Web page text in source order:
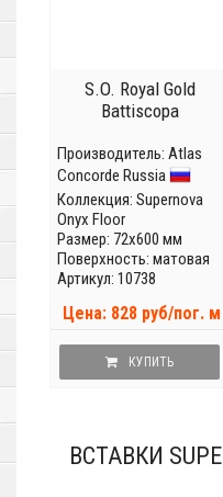
S.O. Royal Gold
Battiscopa
Производитель: Atlas
Concorde Russia
Коллекция: Supernova
Onyx Floor
Размер: 72x600 мм
Поверхность: матовая
Артикул: 10738
Цена: 828 руб/пог. м
КУПИТЬ
ВСТАВКИ